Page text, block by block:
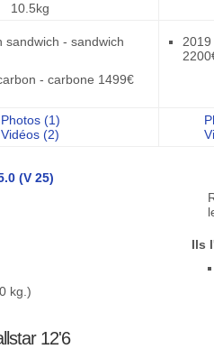
10.5kg
sandwich - sandwich
- carbone 1499€
Photos (1)
Vidéos (2)
(V 25)
kg.)
Ils
12'6